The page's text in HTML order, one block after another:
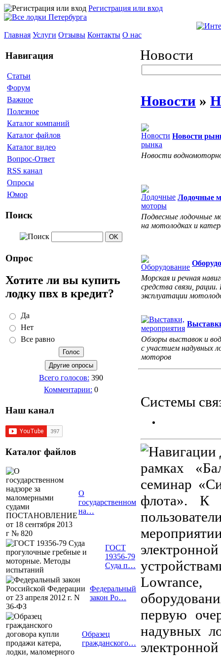
Регистрация или вход
Главная Услуги Отзывы Контакты О нас
Навигация
Статьи
Форум
Важное
Полезное
Каталог компаний
Каталог файлов
Каталог видео
Вопрос-Ответ
RSS канал
Опросы
Юмор
Поиск
Опрос
Хотите ли вы купить
лодку пвх в кредит?
Да
Нет
Все равно
Всего голосов: 390
Комментарии: 0
Наш канал
Каталог файлов
О
государственном
на…
ГОСТ
19356-79
Суда п…
Федеральный
закон Ро…
Образец
гражданского…
Новости
Новости »
Новости
Новости
Лодочные
Подвесные лодочные
на мотолодках и
Морская и речная
средства связи, рации.
эксплуатации
Обзоры выставок и
с участием надувных
моторов
Системы
рамках
семинар
флота». К
Lowrance,
первую
надувных